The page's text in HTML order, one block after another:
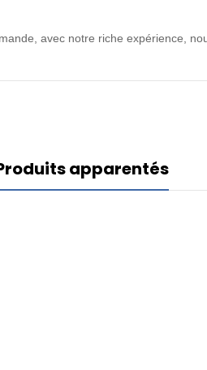
avec notre riche expérience,
apparentés